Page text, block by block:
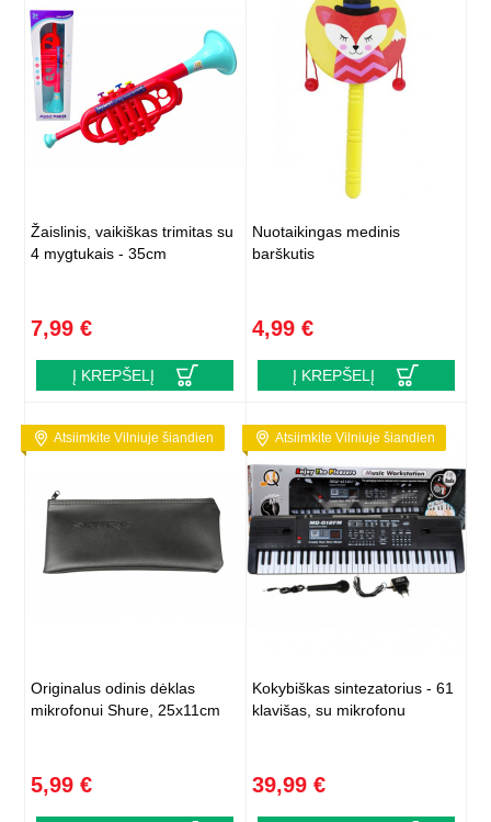
Žaislinis, vaikiškas trimitas su
4 mygtukais - 35cm
7,99 €
Į KREPŠELĮ
Nuotaikingas medinis
barškutis
4,99 €
Į KREPŠELĮ
Atsiimkite Vilniuje šiandien
Originalus odinis dėklas
mikrofonui Shure, 25x11cm
5,99 €
Atsiimkite Vilniuje šiandien
Kokybiškas sintezatorius - 61
klavišas, su mikrofonu
39,99 €